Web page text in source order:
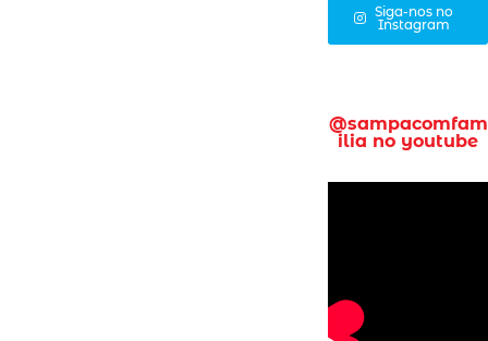
Siga-nos no
Instagram
@sampacomfam
ilia no youtube